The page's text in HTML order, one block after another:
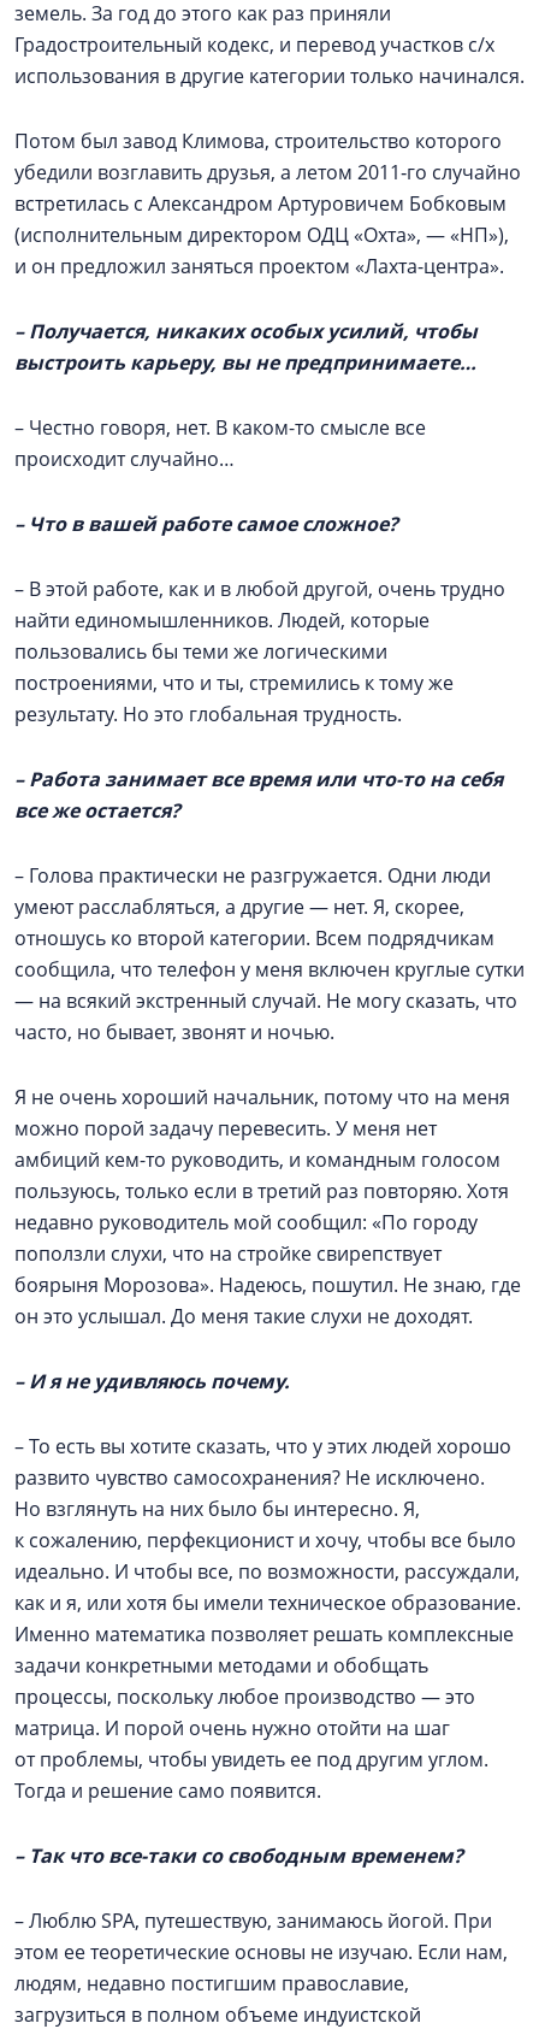
земель. За год до этого как раз приняли
Градостроительный кодекс, и перевод участков с/х
использования в другие категории только начинался.
Потом был завод Климова, строительство которого
убедили возглавить друзья, а летом 2011‑го случайно
встретилась с Александром Артуровичем Бобковым
(исполнительным директором ОДЦ «Охта», — «НП»),
и он предложил заняться проектом «Лахта-центра».
– Получается, никаких особых усилий, чтобы
выстроить карьеру, вы не предпринимаете…
– Честно говоря, нет. В каком-то смысле все
происходит случайно…
– Что в вашей работе самое сложное?
– В этой работе, как и в любой другой, очень трудно
найти единомышленников. Людей, которые
пользовались бы теми же логическими
построениями, что и ты, стремились к тому же
результату. Но это глобальная трудность.
– Работа занимает все время или что-то на себя
все же остается?
– Голова практически не разгружается. Одни люди
умеют расслабляться, а другие — нет. Я, скорее,
отношусь ко второй категории. Всем подрядчикам
сообщила, что телефон у меня включен круглые сутки
— на всякий экстренный случай. Не могу сказать, что
часто, но бывает, звонят и ночью.
Я не очень хороший начальник, потому что на меня
можно порой задачу перевесить. У меня нет
амбиций кем-то руководить, и командным голосом
пользуюсь, только если в третий раз повторяю. Хотя
недавно руководитель мой сообщил: «По городу
поползли слухи, что на стройке свирепствует
боярыня Морозова». Надеюсь, пошутил. Не знаю, где
он это услышал. До меня такие слухи не доходят.
– И я не удивляюсь почему.
– То есть вы хотите сказать, что у этих людей хорошо
развито чувство самосохранения? Не исключено.
Но взглянуть на них было бы интересно. Я,
к сожалению, перфекционист и хочу, чтобы все было
идеально. И чтобы все, по возможности, рассуждали,
как и я, или хотя бы имели техническое образование.
Именно математика позволяет решать комплексные
задачи конкретными методами и обобщать
процессы, поскольку любое производство — это
матрица. И порой очень нужно отойти на шаг
от проблемы, чтобы увидеть ее под другим углом.
Тогда и решение само появится.
– Так что все-таки со свободным временем?
– Люблю SPA, путешествую, занимаюсь йогой. При
этом ее теоретические основы не изучаю. Если нам,
людям, недавно постигшим православие,
загрузиться в полном объеме индуистской